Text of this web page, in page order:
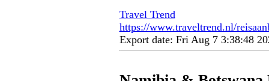
Travel Trend
https://www.traveltrend.nl/
Export date: Fri Aug 7 3:38:48